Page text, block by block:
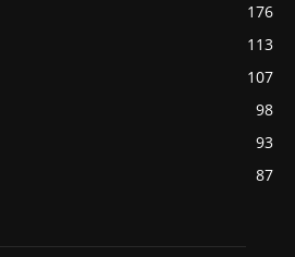
176
113
107
98
93
87